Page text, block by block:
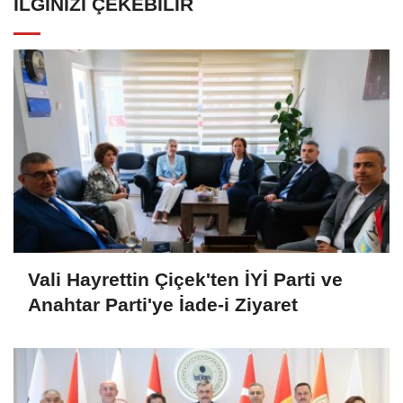
Vali Hayrettin Çiçek'ten İYİ Parti ve
Anahtar Parti'ye İade-i Ziyaret